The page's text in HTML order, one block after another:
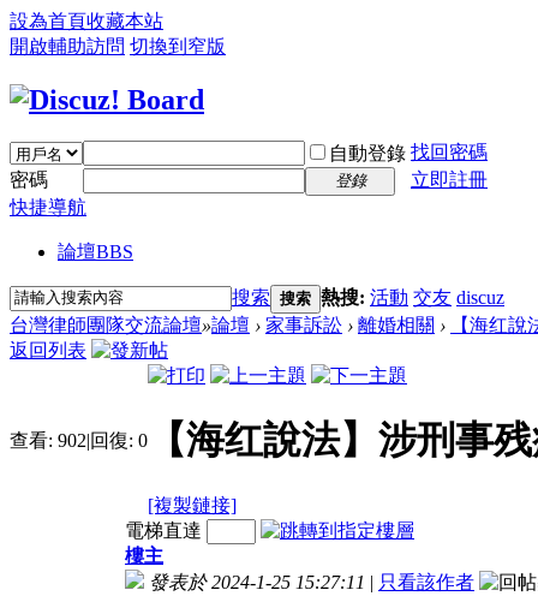
設為首頁收藏本站
開啟輔助訪問 切換到窄版
自動登錄 找回密碼
密碼
登錄
立即註冊
快捷導航
論壇BBS
搜索 搜索 熱搜: 活動 交友 discuz
台灣律師團隊交流論壇»論壇 › 家事訴訟 › 離婚相關 ›
【海红
返回列表
查看: 902|回復: 0 【海红說法】涉刑事
[複製鏈接]
電梯直達
樓主
發表於 2024-1-25 15:27:11 | 只看該作者